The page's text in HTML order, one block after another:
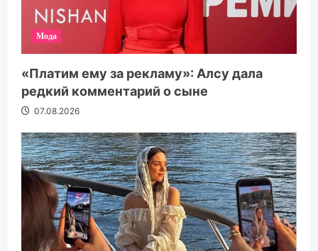
Мода
«Платим ему за рекламу»: Алсу дала
редкий комментарий о сыне
07.08.2026